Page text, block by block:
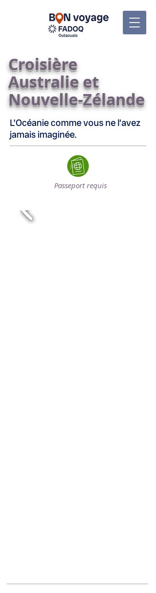
Croisière
Australie et
Nouvelle-Zélande
L’Océanie comme vous ne l’avez
jamais imaginée.
Passeport requis